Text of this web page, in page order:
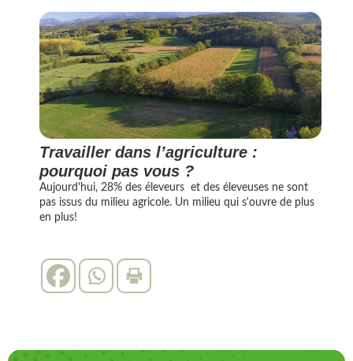
Travailler dans l’agriculture :
pourquoi pas vous ?
Aujourd'hui, 28% des éleveurs et des éleveuses ne sont
pas issus du milieu agricole. Un milieu qui s'ouvre de plus
en plus!